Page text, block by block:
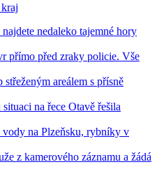
nedaleko tajemné hory
přímo před zraky policie. Vše
areálem s přísně
na řece Otavě řešila
na Plzeňsku, rybníky v
z kamerového záznamu a žádá